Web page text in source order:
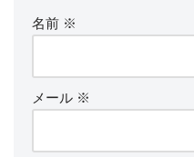
名前 ※
メール ※